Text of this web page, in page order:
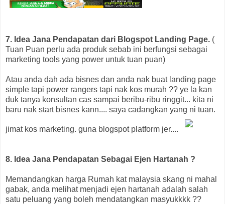
7. Idea Jana Pendapatan dari Blogspot Landing Page. (
Tuan Puan perlu ada produk sebab ini berfungsi sebagai
marketing tools yang power untuk tuan puan)
Atau anda dah ada bisnes dan anda nak buat landing page
simple tapi power rangers tapi nak kos murah ?? ye la kan
duk tanya konsultan cas sampai beribu-ribu ringgit... kita ni
baru nak start bisnes kann.... saya cadangkan yang ni tuan.
jimat kos marketing. guna blogspot platform jer....
8. Idea Jana Pendapatan Sebagai Ejen Hartanah ?
Memandangkan harga Rumah kat malaysia skang ni mahal
gabak, anda melihat menjadi ejen hartanah adalah salah
satu peluang yang boleh mendatangkan masyukkkk ??